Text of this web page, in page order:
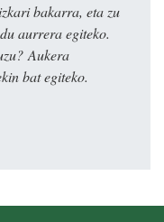
bakarra, eta zu
aurrera egiteko.
Aukera
bat egiteko.